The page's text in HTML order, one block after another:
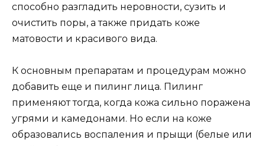
способно разгладить неровности, сузить и
очистить поры, а также придать коже
матовости и красивого вида.
К основным препаратам и процедурам можно
добавить еще и пилинг лица. Пилинг
применяют тогда, когда кожа сильно поражена
угрями и камедонами. Но если на коже
образовались воспаления и прыщи (белые или